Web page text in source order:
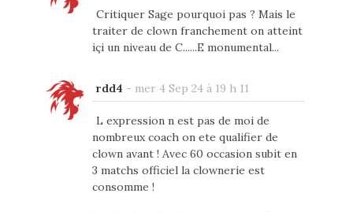
Critiquer Sage pourquoi pas ? Mais le
traiter de clown franchement on atteint
içi un niveau de C......E monumental...
rdd4 - mer 4 Sep 24 à 19 h 11
L expression n est pas de moi de
nombreux coach on ete qualifier de
clown avant ! Avec 60 occasion subit en
3 matchs officiel la clownerie est
consomme !